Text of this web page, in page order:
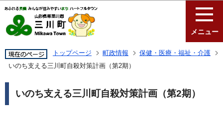
メニュー
トップページ 町政情報
保健・医療・福祉・介護
いのち支える三川町自殺対策計画（第2期）
いのち支える三川町自殺対策計画（第2期）